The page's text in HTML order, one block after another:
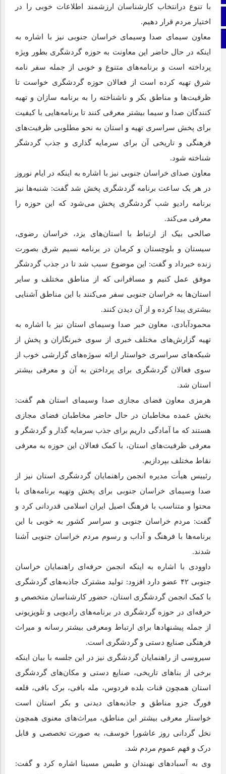
برو بالا
با تنوع درانتخاب کارشناسان ارزشمند اطلاعات خوبی را در
اختیار مردم قرار دهیم.
معاون سیمای صدا وسیمای خراسان جنوبی نیز با اشاره به
اینکه در حال حاضر این معاونت به حوزه گردشگری بطور ویژه
پرداخته است و برنامه‌های متنوع و خوبی از جمله سفر نامه
شرق تهیه کرده است از فعالان حوزه گردشگری خواست تا
ظرفیت‌ها و مناطق بکر و ناشناخته را به برنامه سازان و تهیه
کنندگان صدا و سیما بیشتر معرفی کنند تا برنامه‌هایی با کیفیت
برای پخش سراسری تهیه و استان به نحو مطلوبی ظرفیت‌های
فرهنگی و تاریخی آن برای سرمایه گذاری و جذب گردشگر
شناخته شود.
معاون صدای خراسان جنوبی نیز با اشاره به اینکه در ایام نوروز
در هر یک ساعت برنامه گردشگری پخش شد گفت: شنبه‌ها نیز
برنامه رادیو شب گردشگری پخش می‌شود که این حوزه را
معرفی می‌کند.
صالحی بیک از ارتباط با استان‌های یزد، خراسان رضوی،
سیستان و بلوچستان و کرمان در برنامه نسیم شرق بصورت
زنده خبرداد و گفت: این موضوع سبب شد تا در جذب گردشگر
موفق عمل کنیم و مسافرانی که از مناطق مختلف و سایر
استان‌ها به خراسان جنوبی سفر می‌کنند با این مناطق آشنایی
بیشتری پیدا کرده و از آن دیدن کنند.
محمودآبادی، معاون خبر صدا وسیمای استان نیز با اشاره به
تهیه گزارش‌های مختلف خبری از سوی خبرنگاران و پخش از
شبکه‌های سراسری خواستار ارائه سوژه‌های گزارشی خوب از
سوی فعالان گردشگری برای پرداختن به آن و معرفی بیشتر
استان شد.
هرمزی معاون فضای مجازی صدا وسیمای استان هم گفت:
بخش عمده مخاطبان در حال حاضر مخاطبان فضای مجازی
هستند که ما آمادگی داریم برای جذب سرمایه گذار و گردشگر و
معرفی ظرفیت‌های استان، با کمک فعالان این حوزه به معرفی
نقاط مختلف بپردازیم.
رئییس هیأت مدیره انجمن راهنمایان گردشگری استان نیز از
صدا وسیمای خراسان جنوبی برای پخش وتهیه برنامه‌های با
محتوا و متناسب با فرهنگ اصیل ایران اسلامی قدردانی کرد و
گفت: مردم خراسان جنوبی و سراسر کشور به خوبی با این
برنامه‌ها با فرهنگ و آداب و رسوم مردم خراسان جنوبی آشنا
شدند.
داوودی با اشاره به اینکه انجمن حرفه‌ای راهنمایان خراسان
جنوبی ۴۲ عضو دارد افزود: تولید مشترک جاذبه‌های گردشگری
با کمک انجمن گردشگری استان، حضور کارشناسان متخصص و
حرفه‌ای در حوزه گردشگری در برنامه‌های رادیویی و تلویزیونی
از جمله پیشنهاد‌ها برای ارتباط ومعرفی بیشتر رسانه و میراث
فرهنگی صنایع دستی و گردشگری است.
سیروسی از راهنمایان گردشگری نیز در این جلسه با بیان اینکه
برخی از بنا‌های تاریخی، صنایع دستی و مکان‌های گردشگری
استان همچون قنات بلده فردوس، مله بافی، برک بافی، قلعه
فورگ جزو مناطق و جاذبه‌های دیدنی و بکر استان است
خواستار معرفی بیشتر این مناطق، میراث‌های معنوی همچون
نخل گردانی روز عاشورا خوسف، به صورت تخصصی و قابل
درک و فهم عموم مردم شد.
وی به آسباد‌های نهبندان و طبس مسینا اشاره کرد و گفت: